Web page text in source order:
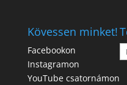
Kövessen minket!
Facebookon
Instagramon
YouTube csatornámon